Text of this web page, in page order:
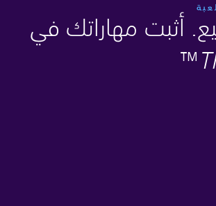
أثبت مهاراتك في
™